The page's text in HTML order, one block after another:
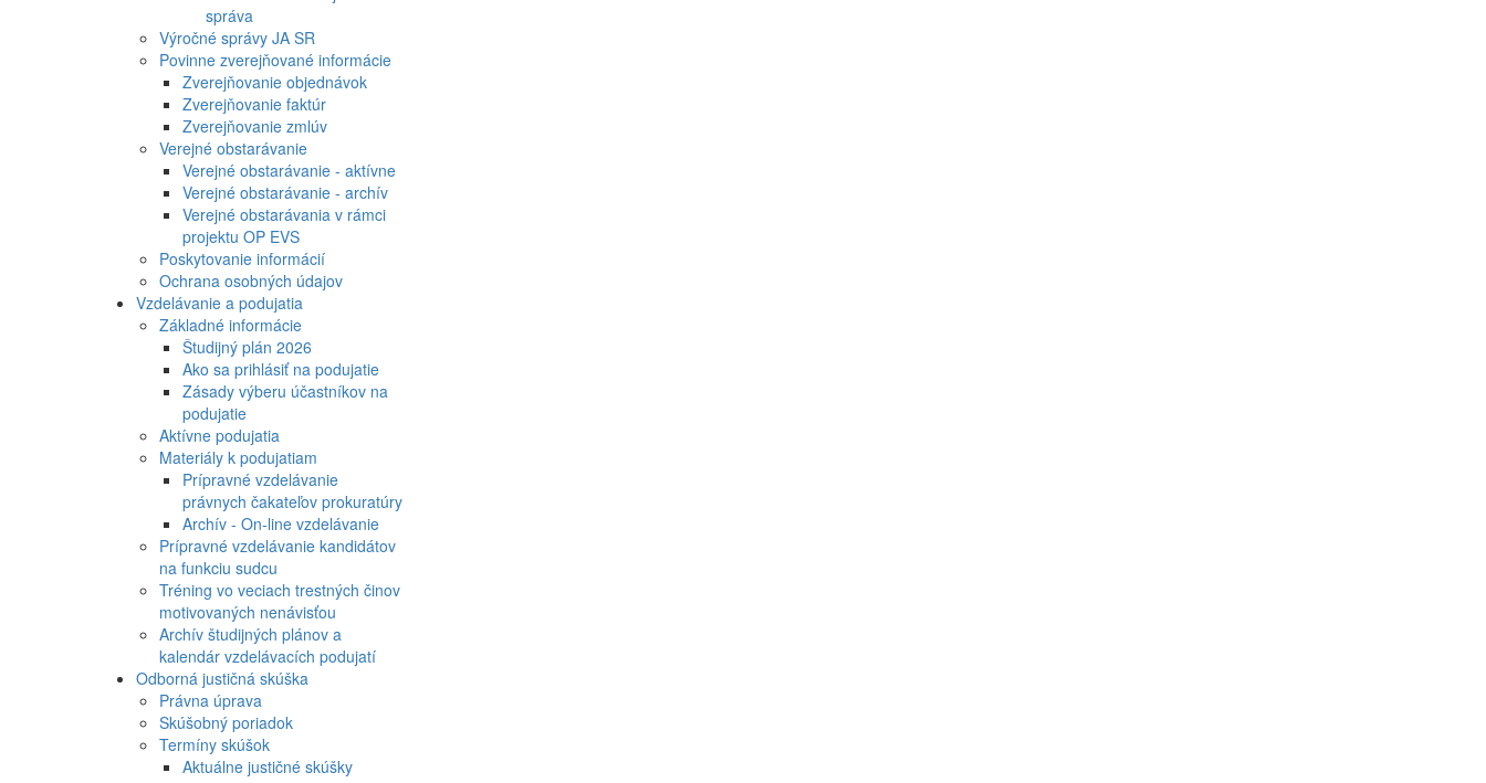
správa
Výročné správy JA SR
Povinne zverejňované informácie
Zverejňovanie objednávok
Zverejňovanie faktúr
Zverejňovanie zmlúv
Verejné obstarávanie
Verejné obstarávanie - aktívne
Verejné obstarávanie - archív
Verejné obstarávania v rámci
projektu OP EVS
Poskytovanie informácií
Ochrana osobných údajov
Vzdelávanie a podujatia
Základné informácie
Študijný plán 2026
Ako sa prihlásiť na podujatie
Zásady výberu účastníkov na
podujatie
Aktívne podujatia
Materiály k podujatiam
Prípravné vzdelávanie
právnych čakateľov prokuratúry
Archív - On-line vzdelávanie
Prípravné vzdelávanie kandidátov
na funkciu sudcu
Tréning vo veciach trestných činov
motivovaných nenávisťou
Archív študijných plánov a
kalendár vzdelávacích podujatí
Odborná justičná skúška
Právna úprava
Skúšobný poriadok
Termíny skúšok
Aktuálne justičné skúšky